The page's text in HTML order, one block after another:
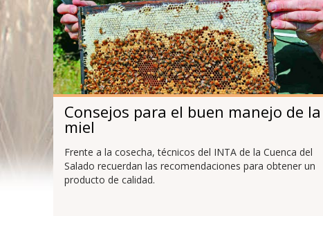
Consejos para el buen manejo de la
miel
Frente a la cosecha, técnicos del INTA de la Cuenca del
Salado recuerdan las recomendaciones para obtener un
producto de calidad.